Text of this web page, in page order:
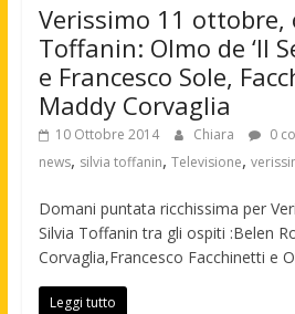
Verissimo 11 ottobre,
Toffanin: Olmo de ‘Il
e Francesco Sole,
Maddy Corvaglia
10 Ottobre 2014 Chiara 0
news, silvia toffanin, Televisione,
Domani puntata ricchissima per
Silvia Toffanin tra gli ospiti :Belen
Corvaglia,Francesco Facchinetti e
Leggi tutto